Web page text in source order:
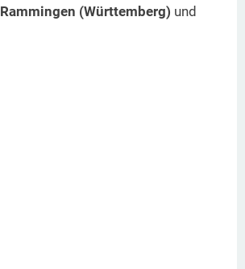
Rammingen (Württemberg) und